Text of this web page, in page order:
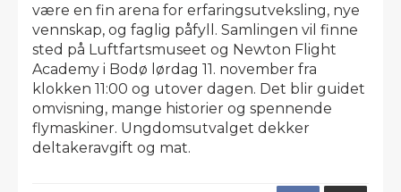
være en fin arena for erfaringsutveksling, nye
vennskap, og faglig påfyll. Samlingen vil finne
sted på Luftfartsmuseet og Newton Flight
Academy i Bodø lørdag 11. november fra
klokken 11:00 og utover dagen. Det blir guidet
omvisning, mange historier og spennende
flymaskiner. Ungdomsutvalget dekker
deltakeravgift og mat.